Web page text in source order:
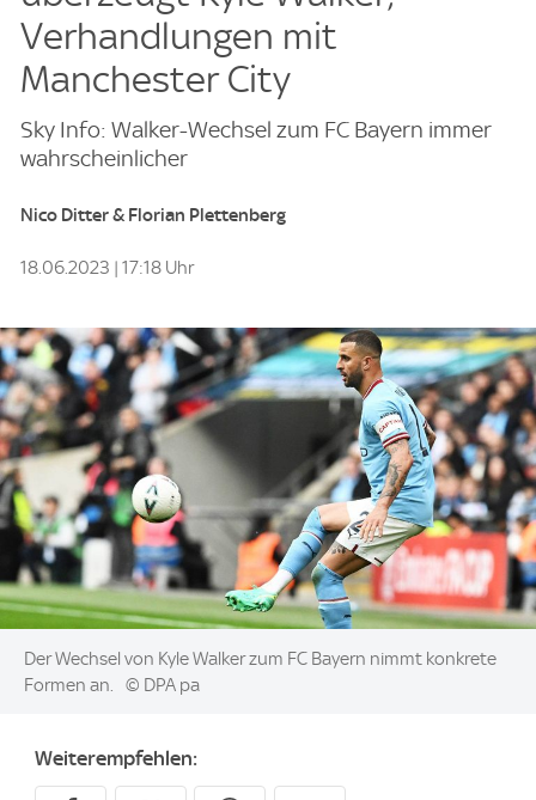
Verhandlungen mit
Manchester City
Sky Info: Walker-Wechsel zum FC Bayern immer
wahrscheinlicher
Nico Ditter & Florian Plettenberg
18.06.2023 | 17:18 Uhr
Image:
Der Wechsel von Kyle Walker zum FC Bayern nimmt konkrete
Formen an.
© DPA pa
Weiterempfehlen: